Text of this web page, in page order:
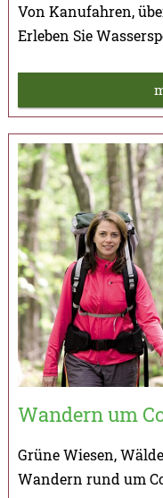
Von Kanufahren,
Erleben Sie
Wandern um
Grüne Wiesen,
Wandern rund um